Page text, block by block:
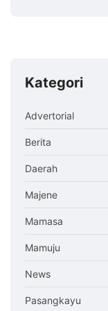
Kategori
Advertorial
Berita
Daerah
Majene
Mamasa
Mamuju
News
Pasangkayu